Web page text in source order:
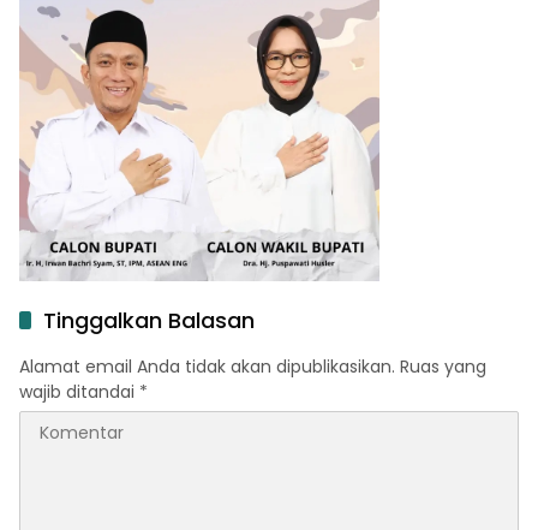
Tinggalkan Balasan
Alamat email Anda tidak akan dipublikasikan. Ruas yang
wajib ditandai *